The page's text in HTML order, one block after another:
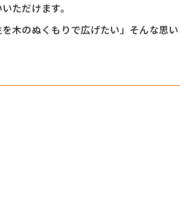
ただけます。
を木のぬくもりで広げたい」そんな思